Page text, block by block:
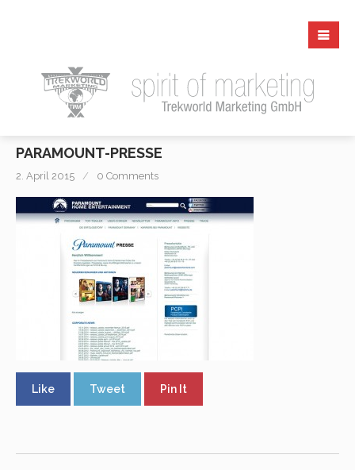
PARAMOUNT-PRESSE
2. April 2015 0 Comments
Like Tweet Pin It